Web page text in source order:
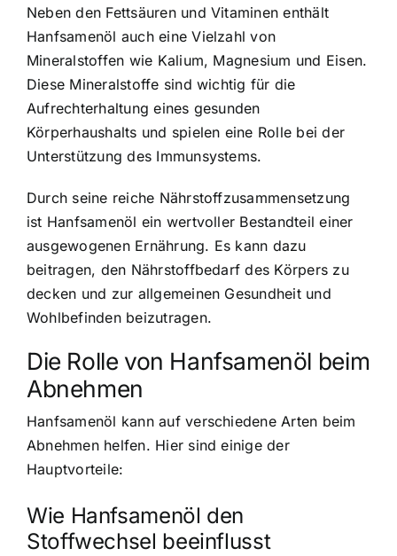
Neben den Fettsäuren und Vitaminen enthält
Hanfsamenöl auch eine Vielzahl von
Mineralstoffen wie Kalium, Magnesium und Eisen.
Diese Mineralstoffe sind wichtig für die
Aufrechterhaltung eines gesunden
Körperhaushalts und spielen eine Rolle bei der
Unterstützung des Immunsystems.
Durch seine reiche Nährstoffzusammensetzung
ist Hanfsamenöl ein wertvoller Bestandteil einer
ausgewogenen Ernährung. Es kann dazu
beitragen, den Nährstoffbedarf des Körpers zu
decken und zur allgemeinen Gesundheit und
Wohlbefinden beizutragen.
Die Rolle von Hanfsamenöl beim
Abnehmen
Hanfsamenöl kann auf verschiedene Arten beim
Abnehmen helfen. Hier sind einige der
Hauptvorteile:
Wie Hanfsamenöl den
Stoffwechsel beeinflusst